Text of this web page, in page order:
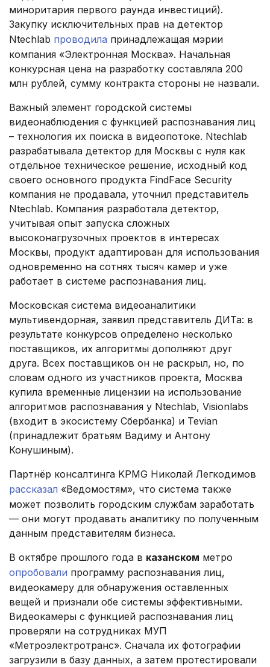
миноритария первого раунда инвестиций).
Закупку исключительных прав на детектор
Ntechlab проводила принадлежащая мэрии
компания «Электронная Москва». Начальная
конкурсная цена на разработку составляла 200
млн рублей, сумму контракта стороны не назвали.
Важный элемент городской системы
видеонаблюдения с функцией распознавания лиц
– технология их поиска в видеопотоке. Ntechlab
разрабатывала детектор для Москвы с нуля как
отдельное техническое решение, исходный код
своего основного продукта FindFace Security
компания не продавала, уточнил представитель
Ntechlab. Компания разработала детектор,
учитывая опыт запуска сложных
высоконагрузочных проектов в интересах
Москвы, продукт адаптирован для использования
одновременно на сотнях тысяч камер и уже
работает в системе распознавания лиц.
Московская система видеоаналитики
мультивендорная, заявил представитель ДИТа: в
результате конкурсов определено несколько
поставщиков, их алгоритмы дополняют друг
друга. Всех поставщиков он не раскрыл, но, по
словам одного из участников проекта, Москва
купила временные лицензии на использование
алгоритмов распознавания у Ntechlab, Visionlabs
(входит в экосистему Сбербанка) и Tevian
(принадлежит братьям Вадиму и Антону
Конушиным).
Партнёр консалтинга KPMG Николай Легкодимов
рассказал «Ведомостям», что система также
может позволить городским службам заработать
— они могут продавать аналитику по полученным
данным представителям бизнеса.
В октябре прошлого года в казанском метро
опробовали программу распознавания лиц,
видеокамеру для обнаружения оставленных
вещей и признали обе системы эффективными.
Видеокамеры с функцией распознавания лиц
проверяли на сотрудниках МУП
«Метроэлектротранс». Сначала их фотографии
загрузили в базу данных, а затем протестировали